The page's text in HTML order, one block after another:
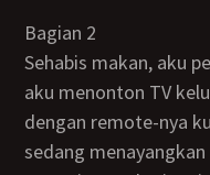
Bagian 2
Sehabis makan, aku pergi keruang keluarga. Disana
aku menonton TV
dengan remote-nya
sedang